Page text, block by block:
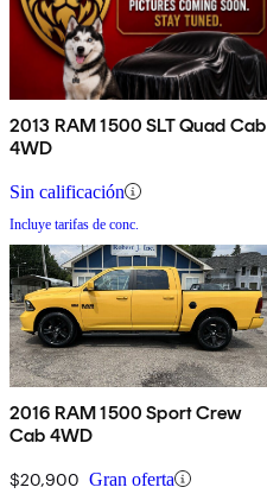
2013 RAM 1500 SLT Quad Cab
4WD
Sin calificación
Incluye tarifas de conc.
2016 RAM 1500 Sport Crew
Cab 4WD
$20,900 Gran oferta